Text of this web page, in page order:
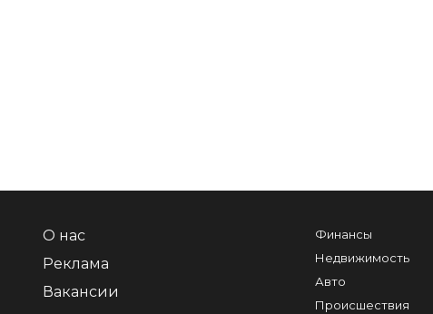
О нас
Реклама
Вакансии
Финансы
Недвижимость
Авто
Происшествия